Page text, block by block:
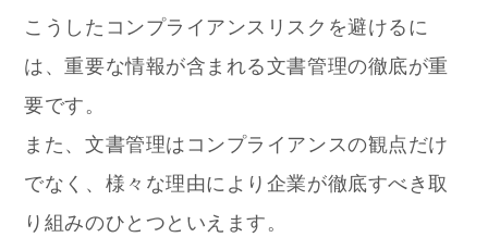
こうしたコンプライアンスリスクを避けるに
は、重要な情報が含まれる文書管理の徹底が重
要です。
また、文書管理はコンプライアンスの観点だけ
でなく、様々な理由により企業が徹底すべき取
り組みのひとつといえます。